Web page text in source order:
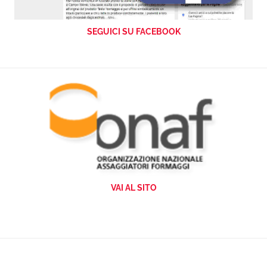
SEGUICI SU FACEBOOK
VAI AL SITO